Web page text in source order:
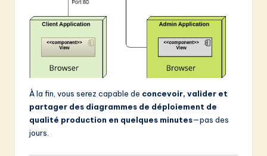
À la fin, vous serez capable de concevoir, valider et
partager des diagrammes de déploiement de
qualité production en quelques minutes—pas des
jours.